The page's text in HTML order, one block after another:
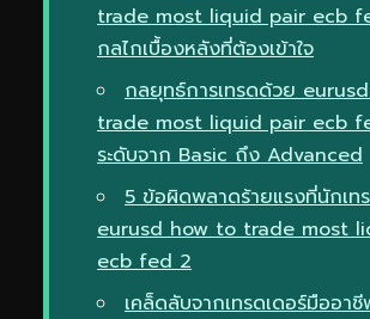
trade most liquid pair ecb
กลไกเบื้องหลังที่ต้องเข้าใจ
กลยุทธ์การเทรดด้วย
trade most liquid pair ecb
ระดับจาก Basic ถึง Advanced
5 ข้อผิดพลาดร้ายแรงที่นักเทร
eurusd how to trade most
ecb fed 2
เคล็ดลับจากเทรดเดอร์มืออา